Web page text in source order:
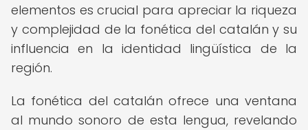
elementos es crucial para apreciar la riqueza
y complejidad de la fonética del catalán y su
influencia en la identidad lingüística de la
región.
La fonética del catalán ofrece una ventana
al mundo sonoro de esta lengua, revelando